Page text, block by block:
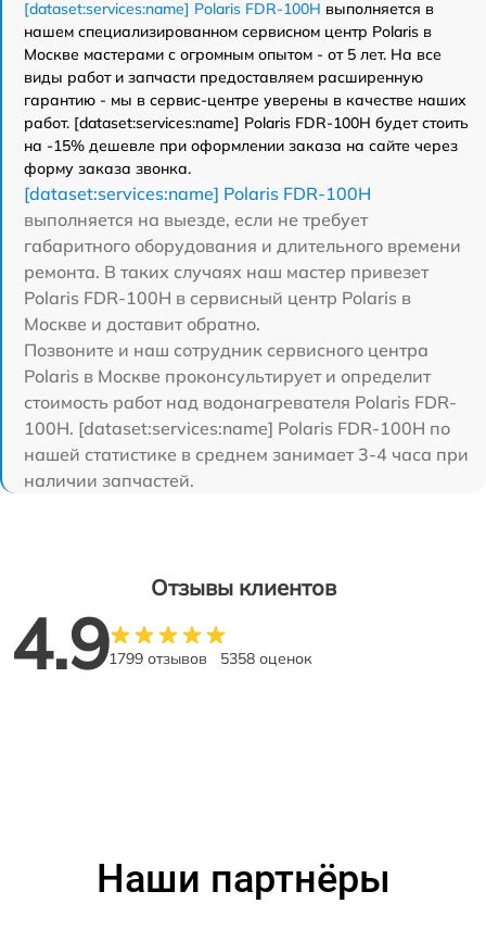
[dataset:services:name] Polaris FDR-100H выполняется в
нашем специализированном сервисном центр Polaris в
Москве мастерами с огромным опытом - от 5 лет. На все
виды работ и запчасти предоставляем расширенную
гарантию - мы в сервис-центре уверены в качестве наших
работ. [dataset:services:name] Polaris FDR-100H будет стоить
на -15% дешевле при оформлении заказа на сайте через
форму заказа звонка.
[dataset:services:name] Polaris FDR-100H
выполняется на выезде, если не требует
габаритного оборудования и длительного времени
ремонта. В таких случаях наш мастер привезет
Polaris FDR-100H в сервисный центр Polaris в
Москве и доставит обратно.
Позвоните и наш сотрудник сервисного центра
Polaris в Москве проконсультирует и определит
стоимость работ над водонагревателя Polaris FDR-
100H. [dataset:services:name] Polaris FDR-100H по
нашей статистике в среднем занимает 3-4 часа при
наличии запчастей.
Отзывы клиентов
4.91799 отзывов 5358 оценок
Наши партнёры